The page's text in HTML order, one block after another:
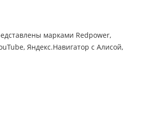
марками Redpower,
Яндекс.Навигатор с Алисой,